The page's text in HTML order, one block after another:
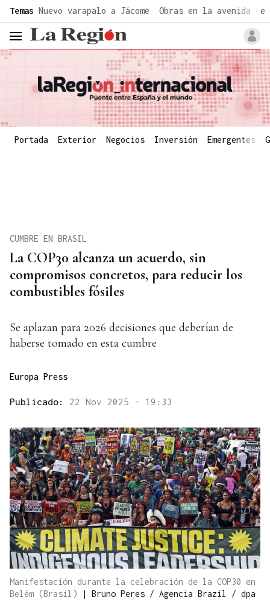
Temas Nuevo varapalo a Jácome Obras en la avenida de
header.menu.open
Portada Exterior Negocios Inversión Emergentes
La COP30 alcanza un acuerdo, sin
compromisos concretos, para reducir los
combustibles fósiles
CUMBRE EN BRASIL
Se aplazan para 2026 decisiones que deberían de
haberse tomado en esta cumbre
Europa Press
Publicado: 22 Nov 2025 - 19:33
Manifestación durante la celebración de la COP30 en
Belém (Brasil)
| Bruno Peres / Agencia Brazil / dpa